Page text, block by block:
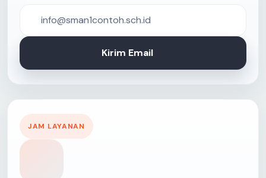
info@sman1contoh.sch.id
Kirim Email
JAM LAYANAN